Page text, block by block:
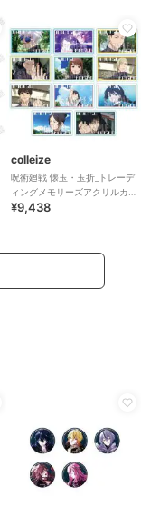
colleize
呪術廻戦 懐玉・玉折_トレーデ
ィングメモリーズアクリルカ
ード【コンプリートBOX／11個
¥9,438